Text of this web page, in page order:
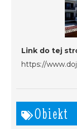
Link do tej
https://
Obiekt